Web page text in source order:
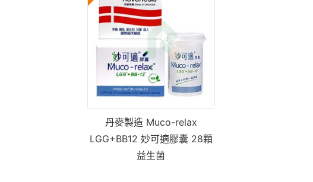
丹麥製造 Muco-relax
LGG+BB12 妙可適膠囊 28顆
益生菌